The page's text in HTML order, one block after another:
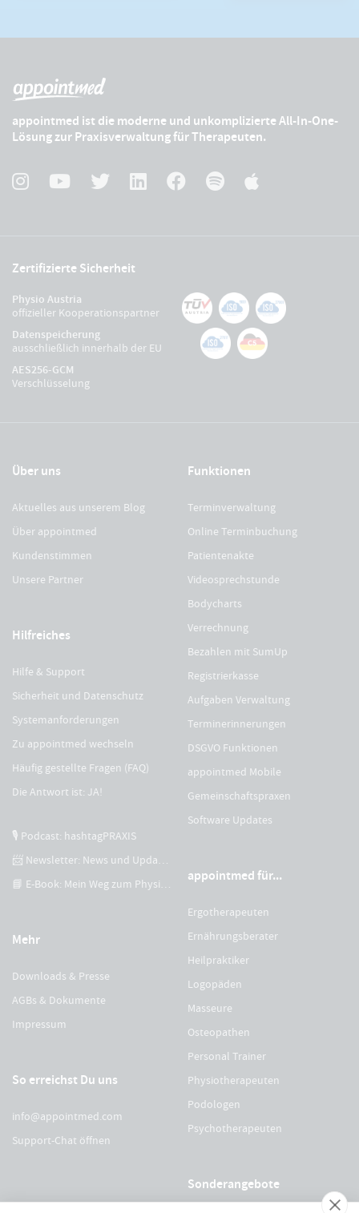
appointmed ist die moderne und unkomplizierte All-In-One-
Lösung zur Praxisverwaltung für Therapeuten.
Zertifizierte Sicherheit
Physio Austria
offizieller Kooperationspartner
Datenspeicherung
ausschließlich innerhalb der EU
AES256-GCM
Verschlüsselung
Über uns
Aktuelles aus unserem Blog
Über appointmed
Kundenstimmen
Unsere Partner
Hilfreiches
Hilfe & Support
Sicherheit und Datenschutz
Systemanforderungen
Zu appointmed wechseln
Häufig gestellte Fragen (FAQ)
Die Antwort ist: JA!
🎙 Podcast: hashtagPRAXIS
📨 Newsletter: News und Updates
📘 E-Book: Mein Weg zum Physiotherapeuten
Mehr
Downloads & Presse
AGBs & Dokumente
Impressum
So erreichst Du uns
info@appointmed.com
Support-Chat öffnen
Funktionen
Terminverwaltung
Online Terminbuchung
Patientenakte
Videosprechstunde
Bodycharts
Verrechnung
Bezahlen mit SumUp
Registrierkasse
Aufgaben Verwaltung
Terminerinnerungen
DSGVO Funktionen
appointmed Mobile
Gemeinschaftspraxen
Software Updates
appointmed für...
Ergotherapeuten
Ernährungsberater
Heilpraktiker
Logopäden
Masseure
Osteopathen
Personal Trainer
Physiotherapeuten
Podologen
Psychotherapeuten
Sonderangebote